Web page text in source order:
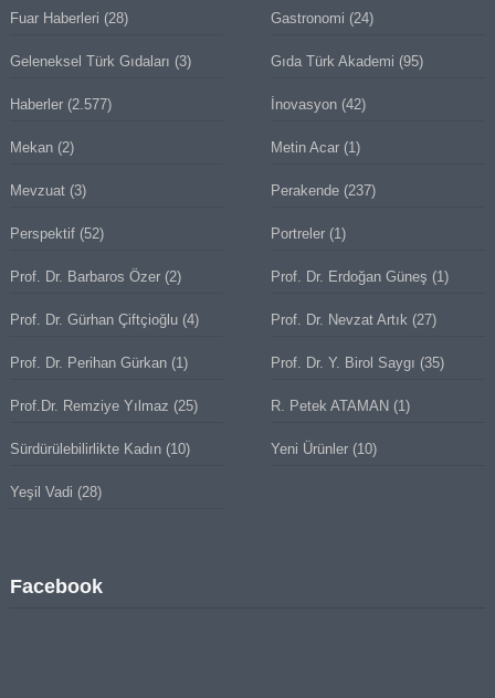
Fuar Haberleri (28) Gastronomi (24)
Geleneksel Türk Gıdaları (3) Gıda Türk Akademi (95)
Haberler(2.577) İnovasyon (42)
Mekan(2) Metin Acar (1)
Mevzuat(3) Perakende (237)
Perspektif(52) Portreler (1)
Prof. Dr. Barbaros Özer(2) Prof. Dr. Erdoğan Güneş (1)
Prof. Dr. Gürhan Çiftçioğlu(4) Prof. Dr. Nevzat Artık (27)
Prof. Dr. Perihan Gürkan(1) Prof. Dr. Y. Birol Saygı (35)
Prof.Dr. Remziye Yılmaz (25) R. Petek ATAMAN (1)
Sürdürülebilirlikte Kadın(10) Yeni Ürünler (10)
Yeşil Vadi (28)
Facebook